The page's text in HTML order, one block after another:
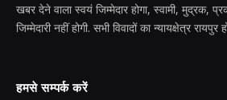
खबर देने वाला स्वयं जिम्मेदार होगा, स्वामी, मुद्रक,
जिम्मेदारी नहीं होगी. सभी विवादों का न्यायक्षेत्र रायपुर
हमसे सम्पर्क करें